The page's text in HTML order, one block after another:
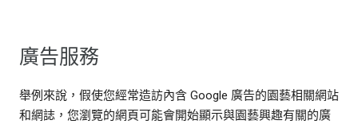
廣告服務
舉例來說，假使您經常造訪內含 Google 廣告的園藝相關網站
和網誌，您瀏覽的網頁可能會開始顯示與園藝興趣有關的廣